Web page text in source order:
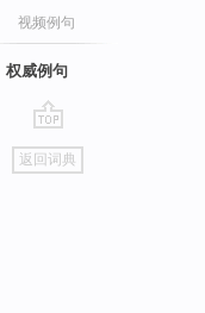
视频例句
权威例句
go
top
返回词典